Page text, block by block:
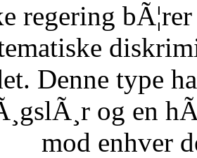
regering
Denne type
og en
mod enhver